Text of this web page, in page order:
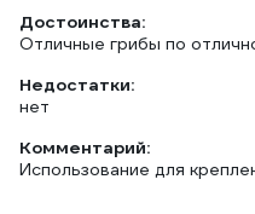
Достоинства:
Отличные грибы по
Недостатки:
нет
Комментарий:
Использование для